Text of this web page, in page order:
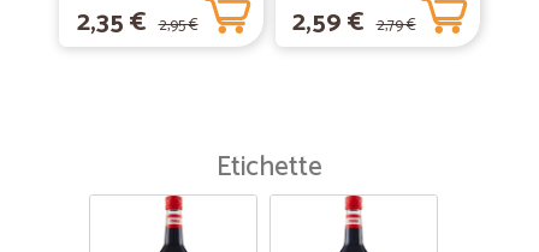
2,35 € 2,95 € 2,59 € 2,79 €
Etichette